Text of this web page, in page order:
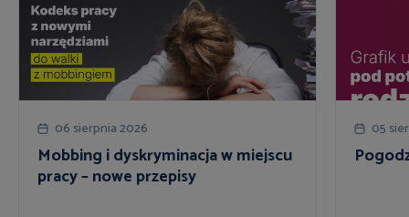
06 sierpnia 2026
Mobbing i dyskryminacja w miejscu
pracy – nowe przepisy
05